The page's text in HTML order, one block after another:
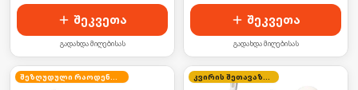
შეკვეთა
გადახდა მიღებისას
შეკვეთა
გადახდა მიღებისას
შეზღუდული რაოდენობა კვირის შეთავაზება